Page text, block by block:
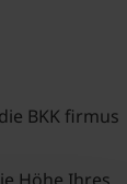
BKK firmus